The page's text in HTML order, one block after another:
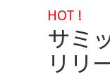
HOT !
サミ
リリ